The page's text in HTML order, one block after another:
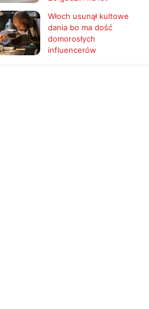
Włoch usunął kultowe
dania bo ma dość
domorosłych
influencerów